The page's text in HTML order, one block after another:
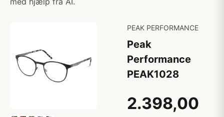
PEAK PERFORMANCE
Peak
Performance
PEAK1028
2.398,00